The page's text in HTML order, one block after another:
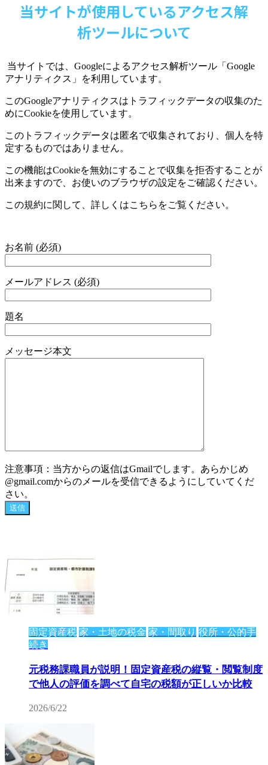
当サイトが使用しているアクセス解
析ツールについて
当サイトでは、 Googleによるアクセス解析ツール「 Google
アナリティクス」を利用しています。
このGoogleアナリティクスはトラフィックデータの収集のた
めにCookieを使用しています。
このトラフィックデータは匿名で収集されており、個人を特
定するものではありません。
この機能はCookieを無効にすることで収集を拒否することが
出来ますので、お使いのブラウザの設定をご確認ください。
この規約に関して、詳しくはこちらをご覧ください。
お名前 (必須)
メールアドレス (必須)
題名
メッセージ本文
注意事項：当方からの返信はGmailでします。あらかじめ
@gmail.comからのメールを受信できるようにしていてくだ
さい。
固定資産税 家・土地の税金 家・間取り 役所・公的手
続き
元税務課職員が説明！固定資産税の縦覧・閲覧制度
で他人の評価を調べて自宅の税額が正しいか比較
2026/6/22